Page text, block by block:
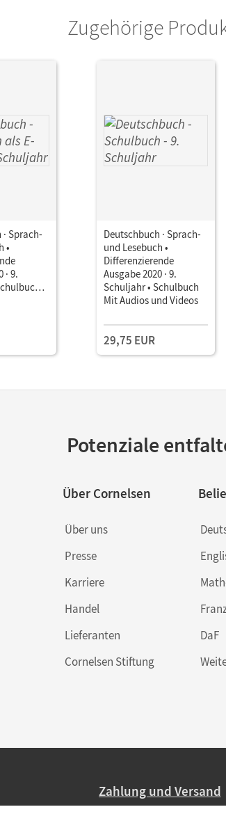
Zugehörige
Sprach-
•
· 9.
Deutschbuch · Sprach-
und Lesebuch •
Differenzierende
Ausgabe 2020 · 9.
Schuljahr • Schulbuch
Mit Audios und Videos
29,75 EUR
Potenziale
Über Cornelsen
Über uns
Presse
Karriere
Handel
Lieferanten
Cornelsen Stiftung
DaF
Zahlung und Versand